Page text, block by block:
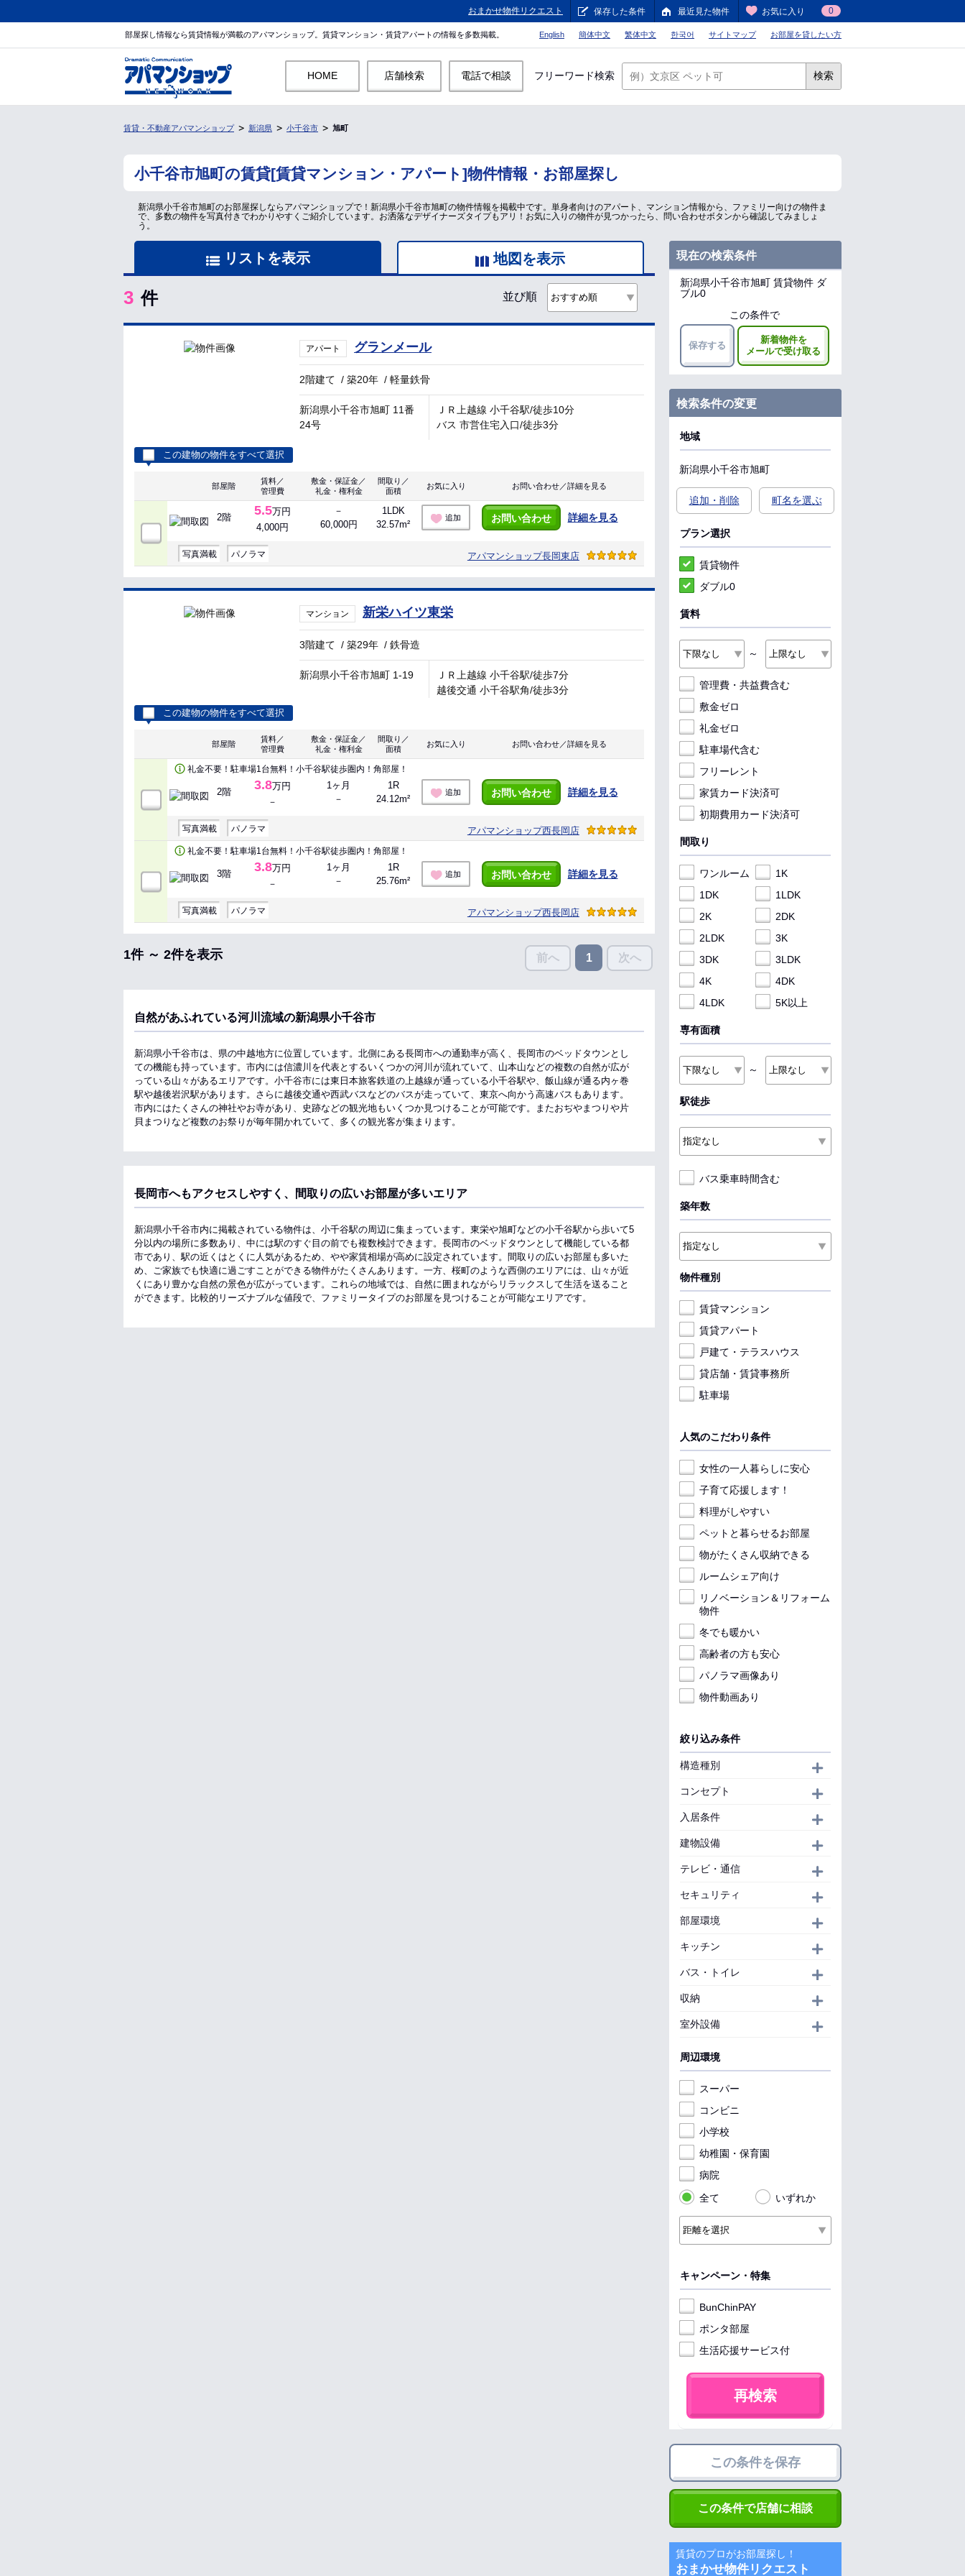
おまかせ物件リクエスト 保存した条件 最近見た物件 お気に入り 0
部屋探し情報なら賃貸情報が満載のアパマンショップ。賃貸マンション・賃貸アパートの情報を多数掲載。 English 簡体中文 繁体中文 한국어 サイトマップ お部屋を貸したい方
HOME 店舗検索 電話で相談 フリーワード検索 検索
賃貸・不動産アパマンショップ 新潟県 小千谷市 旭町
小千谷市旭町の賃貸[賃貸マンション・アパート]物件情報・お部屋探し
新潟県小千谷市旭町のお部屋探しならアパマンショップで！新潟県小千谷市旭町の物件情報を掲載中です。単身者向けのアパート、マンション情報から、ファミリー向けの物件ま
で、多数の物件を写真付きでわかりやすくご紹介しています。お洒落なデザイナーズタイプもアリ！お気に入りの物件が見つかったら、問い合わせボタンから確認してみましょ
う。
リストを表示 地図を表示
3 件 並び順
アパート グランメール
2階建て /築20年 /軽量鉄骨
新潟県小千谷市旭町 11番
24号
ＪＲ上越線 小千谷駅/徒歩10分
バス 市営住宅入口/徒歩3分
この建物の物件をすべて選択
部屋階
賃料／
管理費
敷金・保証金／
礼金・権利金
間取り／
面積
お気に入り お問い合わせ／詳細を見る
2階 5.5万円
4,000円
－
60,000円
1LDK
32.57m²
追加 お問い合わせ 詳細を見る
写真満載 パノラマ アパマンショップ長岡東店
マンション 新栄ハイツ東栄
3階建て /築29年 /鉄骨造
新潟県小千谷市旭町 1-19
ＪＲ上越線 小千谷駅/徒歩7分
越後交通 小千谷駅角/徒歩3分
この建物の物件をすべて選択
部屋階
賃料／
管理費
敷金・保証金／
礼金・権利金
間取り／
面積
お気に入り お問い合わせ／詳細を見る
礼金不要！駐車場1台無料！小千谷駅徒歩圏内！角部屋！
2階 3.8万円
－
1ヶ月
－
1R
24.12m²
追加 お問い合わせ 詳細を見る
写真満載 パノラマ アパマンショップ西長岡店
礼金不要！駐車場1台無料！小千谷駅徒歩圏内！角部屋！
3階 3.8万円
－
1ヶ月
－
1R
25.76m²
追加 お問い合わせ 詳細を見る
写真満載 パノラマ アパマンショップ西長岡店
1件 ～ 2件を表示 前へ 1 次へ
自然があふれている河川流域の新潟県小千谷市
新潟県小千谷市は、県の中越地方に位置しています。北側にある長岡市への通勤率が高く、長岡市のベッドタウンとし
ての機能も持っています。市内には信濃川を代表とするいくつかの河川が流れていて、山本山などの複数の自然が広が
っている山々があるエリアです。小千谷市には東日本旅客鉄道の上越線が通っている小千谷駅や、飯山線が通る内ヶ巻
駅や越後岩沢駅があります。さらに越後交通や西武バスなどのバスが走っていて、東京へ向かう高速バスもあります。
市内にはたくさんの神社やお寺があり、史跡などの観光地もいくつか見つけることが可能です。またおぢやまつりや片
貝まつりなど複数のお祭りが毎年開かれていて、多くの観光客が集まります。
長岡市へもアクセスしやすく、間取りの広いお部屋が多いエリア
新潟県小千谷市内に掲載されている物件は、小千谷駅の周辺に集まっています。東栄や旭町などの小千谷駅から歩いて5
分以内の場所に多数あり、中には駅のすぐ目の前でも複数検討できます。長岡市のベッドタウンとして機能している都
市であり、駅の近くはとくに人気があるため、やや家賃相場が高めに設定されています。間取りの広いお部屋も多いた
め、ご家族でも快適に過ごすことができる物件がたくさんあります。一方、桜町のような西側のエリアには、山々が近
くにあり豊かな自然の景色が広がっています。これらの地域では、自然に囲まれながらリラックスして生活を送ること
ができます。比較的リーズナブルな値段で、ファミリータイプのお部屋を見つけることが可能なエリアです。
現在の検索条件
新潟県小千谷市旭町 賃貸物件 ダ
ブル0
この条件で
保存する
新着物件を
メールで受け取る
検索条件の変更
地域
新潟県小千谷市旭町
追加・削除 町名を選ぶ
プラン選択
賃貸物件
ダブル0
賃料
～
管理費・共益費含む
敷金ゼロ
礼金ゼロ
駐車場代含む
フリーレント
家賃カード決済可
初期費用カード決済可
間取り
ワンルーム
1K
1DK
1LDK
2K
2DK
2LDK
3K
3DK
3LDK
4K
4DK
4LDK
5K以上
専有面積
～
駅徒歩
バス乗車時間含む
築年数
物件種別
賃貸マンション
賃貸アパート
戸建て・テラスハウス
貸店舗・賃貸事務所
駐車場
人気のこだわり条件
女性の一人暮らしに安心
子育て応援します！
料理がしやすい
ペットと暮らせるお部屋
物がたくさん収納できる
ルームシェア向け
リノベーション＆リフォーム
物件
冬でも暖かい
高齢者の方も安心
パノラマ画像あり
物件動画あり
絞り込み条件
構造種別
コンセプト
入居条件
建物設備
テレビ・通信
セキュリティ
部屋環境
キッチン
バス・トイレ
収納
室外設備
周辺環境
スーパー
コンビニ
小学校
幼稚園・保育園
病院
全て
いずれか
キャンペーン・特集
BunChinPAY
ポンタ部屋
生活応援サービス付
再検索
この条件を保存
この条件で店舗に相談
賃貸のプロがお部屋探し！
おまかせ物件リクエスト